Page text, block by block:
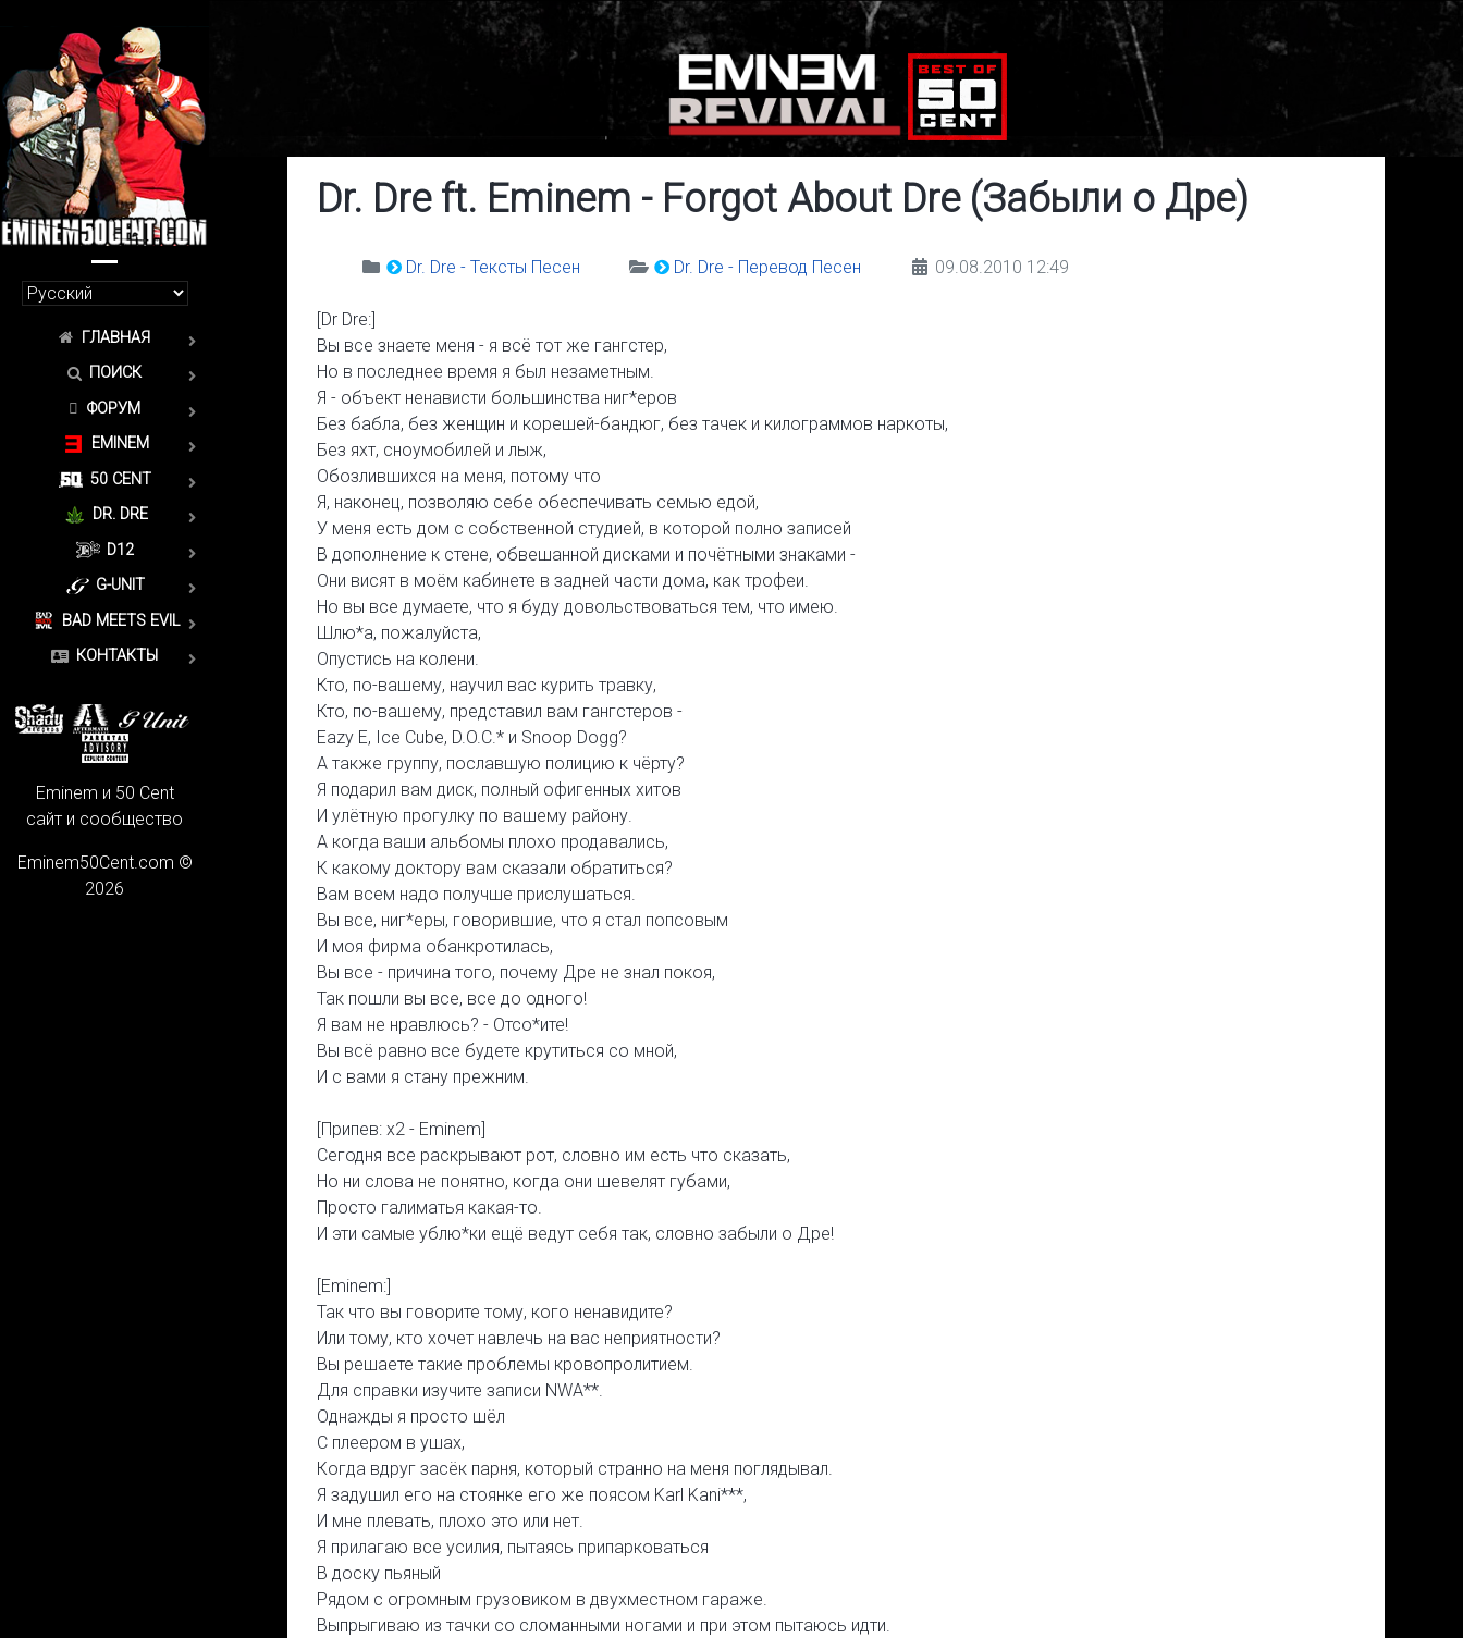
Dr. Dre ft. Eminem - Forgot About Dre (Забыли о Дре)
Dr. Dre - Тексты Песен Dr. Dre - Перевод Песен 09.08.2010 12:49
[Dr Dre:]
Вы все знаете меня - я всё тот же гангстер,
Но в последнее время я был незаметным.
Я - объект ненависти большинства ниг*еров
Без бабла, без женщин и корешей-бандюг, без тачек и килограммов наркоты,
Без яхт, сноумобилей и лыж,
Обозлившихся на меня, потому что
Я, наконец, позволяю себе обеспечивать семью едой,
У меня есть дом с собственной студией, в которой полно записей
В дополнение к стене, обвешанной дисками и почётными знаками -
Они висят в моём кабинете в задней части дома, как трофеи.
Но вы все думаете, что я буду довольствоваться тем, что имею.
Шлю*а, пожалуйста,
Опустись на колени.
Кто, по-вашему, научил вас курить травку,
Кто, по-вашему, представил вам гангстеров -
Eazy E, Ice Cube, D.O.C.* и Snoop Dogg?
А также группу, пославшую полицию к чёрту?
Я подарил вам диск, полный офигенных хитов
И улётную прогулку по вашему району.
А когда ваши альбомы плохо продавались,
К какому доктору вам сказали обратиться?
Вам всем надо получше прислушаться.
Вы все, ниг*еры, говорившие, что я стал попсовым
И моя фирма обанкротилась,
Вы все - причина того, почему Дре не знал покоя,
Так пошли вы все, все до одного!
Я вам не нравлюсь? - Отсо*ите!
Вы всё равно все будете крутиться со мной,
И с вами я стану прежним.
[Припев: x2 - Eminem]
Сегодня все раскрывают рот, словно им есть что сказать,
Но ни слова не понятно, когда они шевелят губами,
Просто галиматья какая-то.
И эти самые ублю*ки ещё ведут себя так, словно забыли о Дре!
[Eminem:]
Так что вы говорите тому, кого ненавидите?
Или тому, кто хочет навлечь на вас неприятности?
Вы решаете такие проблемы кровопролитием.
Для справки изучите записи NWA**.
Однажды я просто шёл
С плеером в ушах,
Когда вдруг засёк парня, который странно на меня поглядывал.
Я задушил его на стоянке его же поясом Karl Kani***,
И мне плевать, плохо это или нет.
Я прилагаю все усилия, пытаясь припарковаться
В доску пьяный
Рядом с огромным грузовиком в двухместном гараже.
Выпрыгиваю из тачки со сломанными ногами и при этом пытаюсь идти.
ГЛАВНАЯ
ПОИСК
ФОРУМ
EMINEM
50 CENT
DR. DRE
D12
G-UNIT
BAD MEETS EVIL
КОНТАКТЫ
Eminem и 50 Cent
сайт и сообщество
Eminem50Cent.com ©
2026